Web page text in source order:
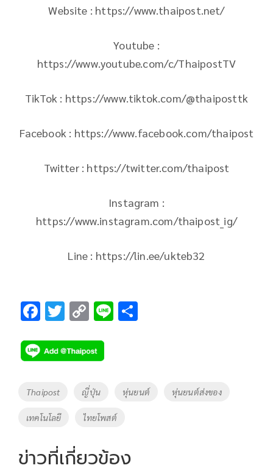
Website : https://www.thaipost.net/
Youtube :
https://www.youtube.com/c/ThaipostTV
TikTok : https://www.tiktok.com/@thaiposttk
Facebook : https://www.facebook.com/thaipost
Twitter : https://twitter.com/thaipost
Instagram :
https://www.instagram.com/thaipost_ig/
Line : https://lin.ee/ukteb32
F
e
b
o
o
k
T
tt
er
C
p
y
Li
n
k
Li
Tags
Thaipost ญี่ปุ่น หุ่นยนต์ หุ่นยนต์ส่งของ
เทคโนโลยี ไทยโพสต์
ข่าวที่เกี่ยวข้อง